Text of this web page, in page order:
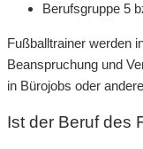
Berufsgruppe 5
Fußballtrainer werden
Beanspruchung und
in Bürojobs oder
Ist der Beruf des